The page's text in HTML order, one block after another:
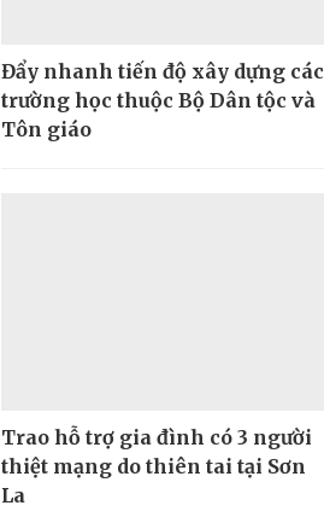
Đẩy nhanh tiến độ xây dựng các
trường học thuộc Bộ Dân tộc và
Tôn giáo
Trao hỗ trợ gia đình có 3 người
thiệt mạng do thiên tai tại Sơn
La